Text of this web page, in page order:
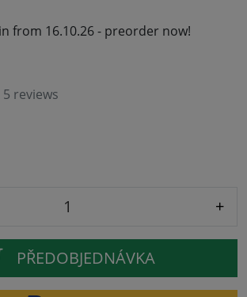
from 16.10.26 - preorder now!
5 reviews
+
PŘEDOBJEDNÁVKA